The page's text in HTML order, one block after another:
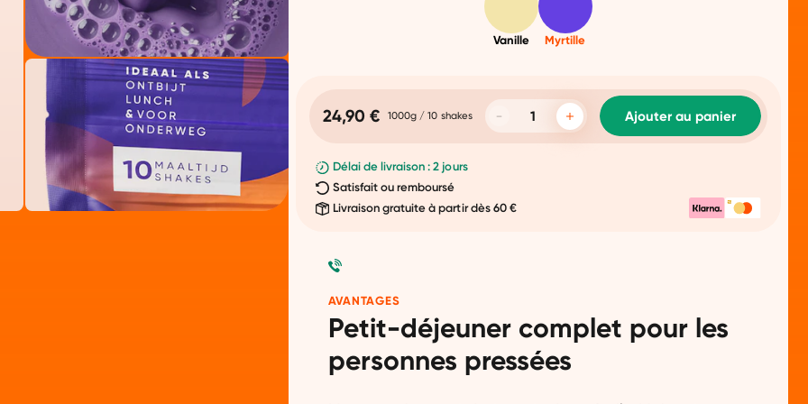
Vanille Myrtille
24,90 € 1000g / 10 shakes Ajouter au panier
Délai de livraison : 2 jours
Satisfait ou remboursé
Livraison gratuite à partir dès 60 €
AVANTAGES
Petit-déjeuner complet pour les
personnes pressées